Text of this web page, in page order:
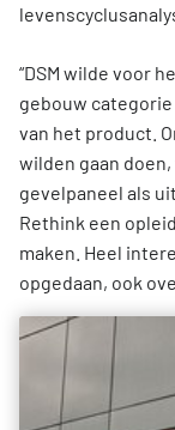
“DSM wilde voor
gebouw
van het product.
wilden gaan
gevelpaneel als
Rethink een
maken. Heel
opgedaan, ook